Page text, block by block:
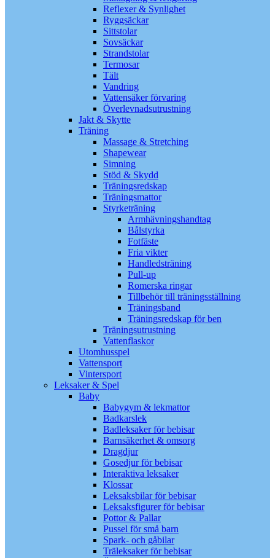
Reflexer & Synlighet
Ryggsäckar
Sittstolar
Sovsäckar
Strandstolar
Termosar
Tält
Vandring
Vattensäker förvaring
Överlevnadsutrustning
Jakt & Skytte
Träning
Massage & Stretching
Shapewear
Simning
Stöd & Skydd
Träningsredskap
Träningsmattor
Styrketräning
Armhävningshandtag
Bålstyrka
Fotfäste
Fria vikter
Handledsträning
Pull-up
Romerska ringar
Tillbehör till träningsställning
Träningsband
Träningsredskap för ben
Träningsutrustning
Vattenflaskor
Utomhusspel
Vattensport
Vintersport
Leksaker & Spel
Baby
Babygym & lekmattor
Badkarslek
Badleksaker för bebisar
Barnsäkerhet & omsorg
Dragdjur
Gosedjur för bebisar
Interaktiva leksaker
Klossar
Leksaksbilar för bebisar
Leksaksfigurer för bebisar
Pottor & Pallar
Pussel för små barn
Spark- och gåbilar
Träleksaker för bebisar